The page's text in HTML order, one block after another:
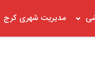
مدیریت شهری کرج